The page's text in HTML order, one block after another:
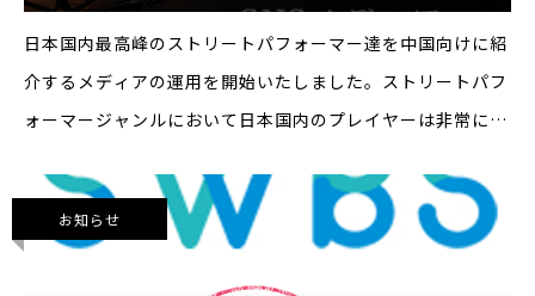
日本国内最高峰のストリートパフォーマー達を中国向けに紹
介するメディアの運用を開始いたしました。ストリートパフ
ォーマージャンルにおいて日本国内のプレイヤーは非常にレ
います。現在、中国市場においてストリート
お知らせ